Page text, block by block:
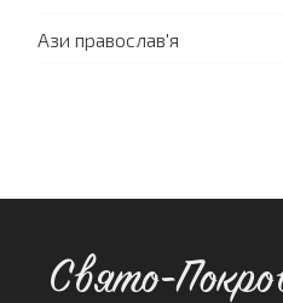
Ази православ'я
Свято-